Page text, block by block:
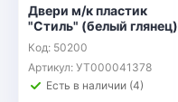
Двери м/к пластик
"Стиль" (белый глянец)
Код: 50200
Артикул: УТ000041378
Есть в наличии (4)